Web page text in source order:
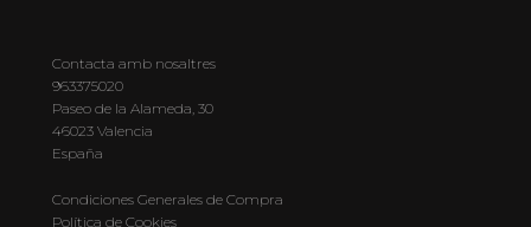
Contacta amb nosaltres
963375020
Paseo de la Alameda, 30
46023 Valencia
España
Condiciones Generales de Compra
Política de Cookies